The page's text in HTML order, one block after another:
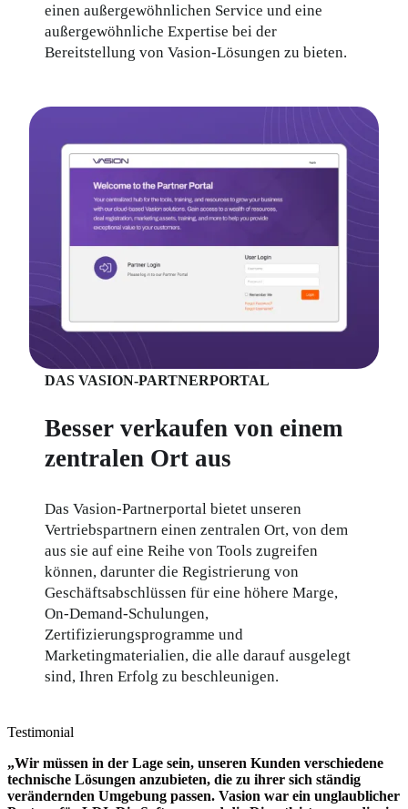
einen außergewöhnlichen Service und eine
außergewöhnliche Expertise bei der
Bereitstellung von Vasion-Lösungen zu bieten.
DAS VASION-PARTNERPORTAL
Besser verkaufen von einem
zentralen Ort aus
Das Vasion-Partnerportal bietet unseren
Vertriebspartnern einen zentralen Ort, von dem
aus sie auf eine Reihe von Tools zugreifen
können, darunter die Registrierung von
Geschäftsabschlüssen für eine höhere Marge,
On-Demand-Schulungen,
Zertifizierungsprogramme und
Marketingmaterialien, die alle darauf ausgelegt
sind, Ihren Erfolg zu beschleunigen.
Testimonial
„Wir müssen in der Lage sein, unseren Kunden verschiedene
technische Lösungen anzubieten, die zu ihrer sich ständig
verändernden Umgebung passen. Vasion war ein unglaublicher